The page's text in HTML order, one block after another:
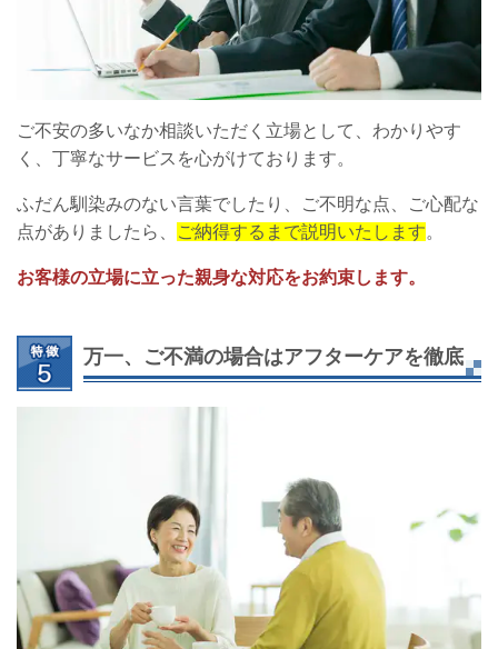
ご不安の多いなか相談いただく立場として、わかりやす
く、丁寧なサービスを心がけております。
ふだん馴染みのない言葉でしたり、ご不明な点、ご心配な
点がありましたら、
ご納得するまで説明いたします。
お客様の立場に立った親身な対応をお約束します。
万一、ご不満の場合はアフターケアを徹底